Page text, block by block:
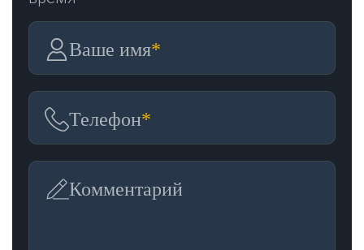
Ваше имя*
Телефон*
Комментарий